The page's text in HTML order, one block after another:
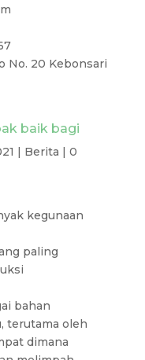
No. 20 Kebonsari
baik bagi
| Berita | 0
kegunaan
paling
bahan
terutama oleh
dimana